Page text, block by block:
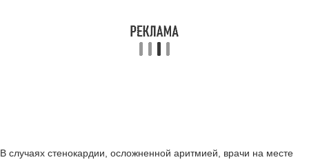
В случаях стенокардии, осложненной аритмией, врачи на месте